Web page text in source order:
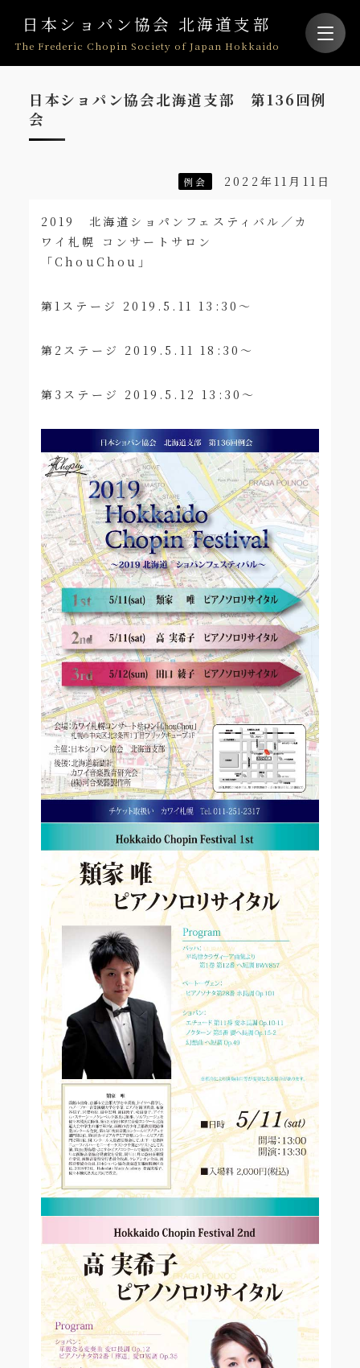
日本ショパン協会 北海道支部
The Frederic Chopin Society of Japan Hokkaido
日本ショパン協会北海道支部 第136回例
会
例会 2022年11月11日
2019 北海道ショパンフェスティバル／カ
ワイ札幌 コンサートサロン
「ChouChou」
第1ステージ 2019.5.11 13:30～
第2ステージ 2019.5.11 18:30～
第3ステージ 2019.5.12 13:30～